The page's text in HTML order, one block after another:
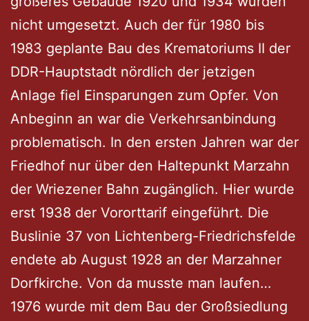
nicht umgesetzt. Auch der für 1980 bis
1983 geplante Bau des Krematoriums II der
DDR-Hauptstadt nördlich der jetzigen
Anlage fiel Einsparungen zum Opfer. Von
Anbeginn an war die Verkehrsanbindung
problematisch. In den ersten Jahren war der
Friedhof nur über den Haltepunkt Marzahn
der Wriezener Bahn zugänglich. Hier wurde
erst 1938 der Vororttarif eingeführt. Die
Buslinie 37 von Lichtenberg-Friedrichsfelde
endete ab August 1928 an der Marzahner
Dorfkirche. Von da musste man laufen…
1976 wurde mit dem Bau der Großsiedlung